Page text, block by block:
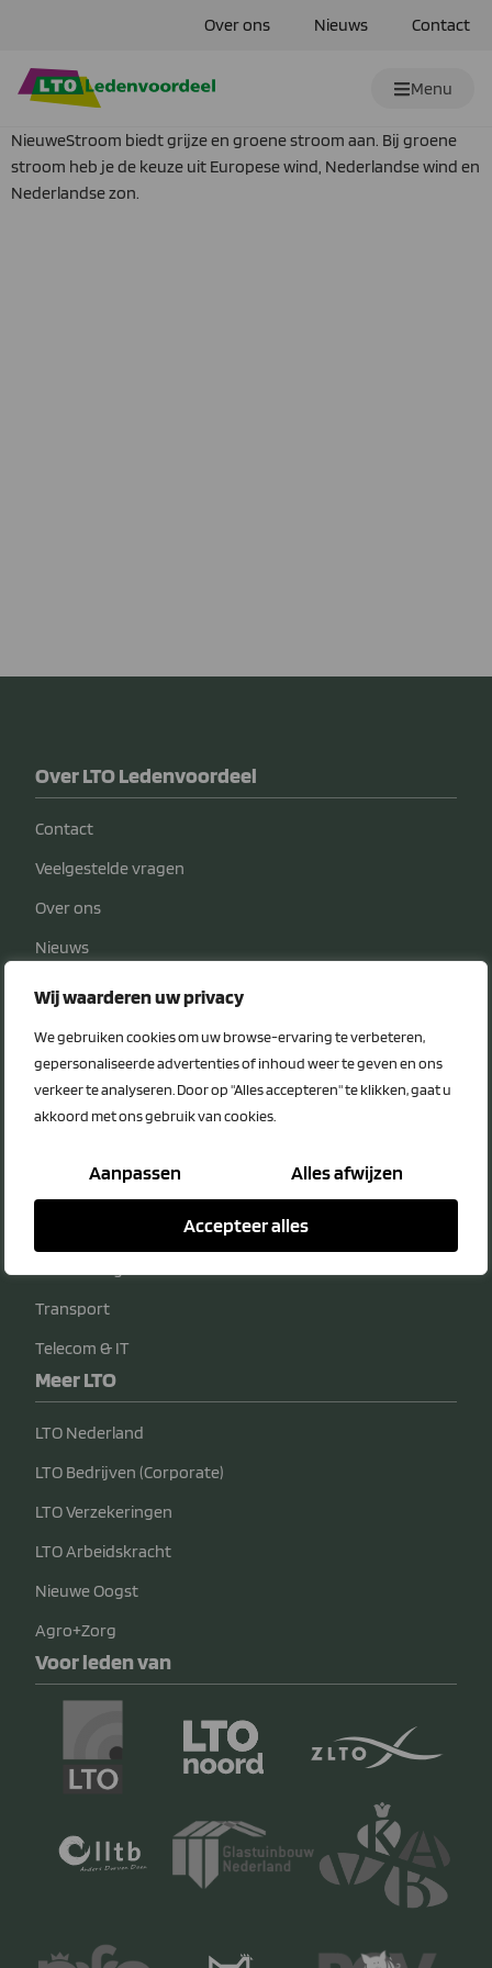
Wij waarderen uw privacy
We gebruiken cookies om uw browse-ervaring te verbeteren,
gepersonaliseerde advertenties of inhoud weer te geven en ons
verkeer te analyseren. Door op "Alles accepteren" te klikken, gaat u
akkoord met ons gebruik van cookies.
Aanpassen Alles afwijzen
Accepteer alles
Over ons Nieuws Contact
Menu
NieuweStroom biedt grijze en groene stroom aan. Bij groene
stroom heb je de keuze uit Europese wind, Nederlandse wind en
Nederlandse zon.
Over LTO Ledenvoordeel
Contact
Veelgestelde vragen
Over ons
Nieuws
Privacy Statement
Voordeelcategorieën
Energie
Transport
Telecom & IT
Meer LTO
LTO Nederland
LTO Bedrijven (Corporate)
LTO Verzekeringen
LTO Arbeidskracht
Nieuwe Oogst
Agro+Zorg
Voor leden van